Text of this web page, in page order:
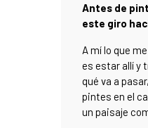
Antes de
este giro
A mí lo que
es estar allí y
qué va a
pintes en el
un paisaje